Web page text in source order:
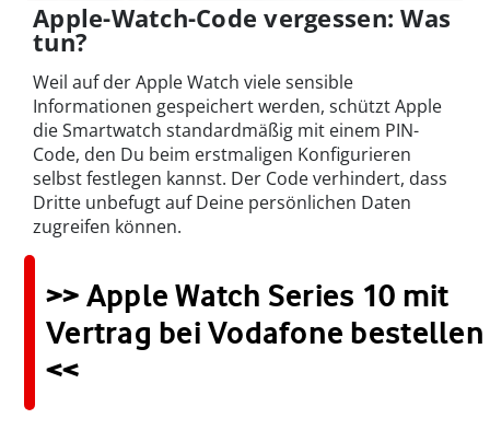
Apple-Watch-Code vergessen: Was
tun?
Weil auf der Apple Watch viele sensible
Informationen gespeichert werden, schützt Apple
die Smartwatch standardmäßig mit einem PIN-
Code, den Du beim erstmaligen Konfigurieren
selbst festlegen kannst. Der Code verhindert, dass
Dritte unbefugt auf Deine persönlichen Daten
zugreifen können.
>> Apple Watch Series 10 mit
Vertrag bei Vodafone bestellen
<<